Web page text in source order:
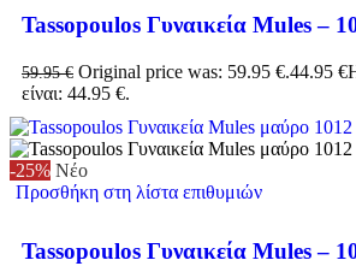
Tassopoulos Γυναικεία Mules –
59.95€ Original price was: 59.95 €.44.95 €
είναι: 44.95 €.
-25% Νέο
Προσθήκη στη λίστα επιθυμιών
Tassopoulos Γυναικεία Mules –